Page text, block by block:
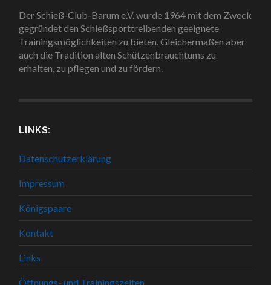
Der Schieß-Club-Barum e.V. wurde 1964 mit dem Zweck
gegründet den Schießsporttreibenden geeignete
Trainingsmöglichkeiten zu bieten. Gleichermaßen aber
auch die Tradition alten Schützenbrauchtums zu
erhalten, zu pflegen und zu fördern.
LINKS:
Datenschutzerklärung
Impressum
Königspaare
Kontakt
Links
Öffnungs- und Trainingszeiten